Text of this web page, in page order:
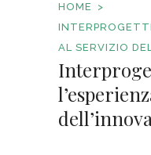
HOME
AL SERVIZIO